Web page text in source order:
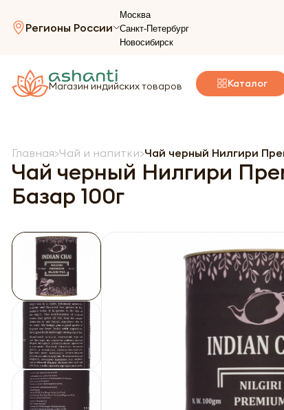
Регионы России
Москва
Санкт-Петербург
Новосибирск
Магазин индийских товаров Каталог
Главная Чай и напитки Чай черный Нилгири
Чай черный Нилгири
Базар 100г